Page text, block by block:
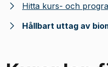
Hitta kurs- och
Hållbart uttag av